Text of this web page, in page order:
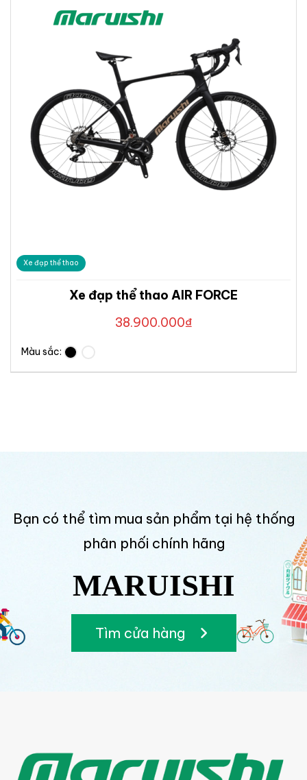
Xe đạp thể thao
Xe đạp thể thao AIR FORCE
38.900.000₫
Màu sắc:
Bạn có thể tìm mua sản phẩm tại hệ thống
phân phối chính hãng
MARUISHI
Tìm cửa hàng